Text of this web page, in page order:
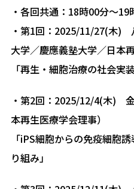
・各回共通：18時00分～
・第1回：2025/11/27(木)
大学／慶應義塾大学／日本
「再生・細胞治療の社会実
・第2回：2025/12/4(木)
本再生医療学会理事）
「iPS細胞からの免疫細胞
り組み」